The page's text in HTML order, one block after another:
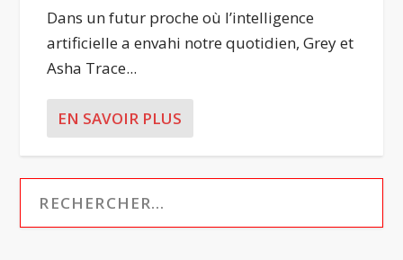
Dans un futur proche où l’intelligence
artificielle a envahi notre quotidien, Grey et
Asha Trace...
EN SAVOIR PLUS